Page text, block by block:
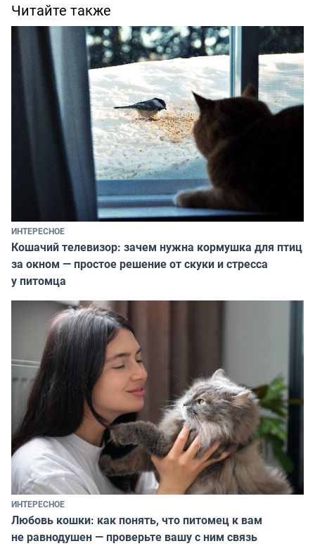
Читайте также
ИНТЕРЕСНОЕ
Кошачий телевизор: зачем нужна кормушка для птиц
за окном — простое решение от скуки и стресса
у питомца
ИНТЕРЕСНОЕ
Любовь кошки: как понять, что питомец к вам
не равнодушен — проверьте вашу с ним связь